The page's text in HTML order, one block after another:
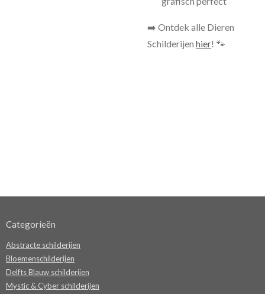
➡️ Ontdek alle Dieren
Schilderijen hier! 🐾
Categorieën
Abstracte schilderijen
Bloemenschilderijen
Delfts Blauw schilderijen
Mystic & Cyber schilderijen